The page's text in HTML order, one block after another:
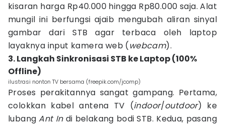
kisaran harga Rp40.000 hingga Rp80.000 saja. Alat
mungil ini berfungsi ajaib mengubah aliran sinyal
gambar dari STB agar terbaca oleh laptop
layaknya input kamera web (webcam).
3. Langkah Sinkronisasi STB ke Laptop (100%
Offline)
ilustrasi nonton TV bersama (freepik.com/jcomp)
Proses perakitannya sangat gampang. Pertama,
colokkan kabel antena TV (indoor/outdoor) ke
lubangAnt Indi belakang bodi STB. Kedua, pasang